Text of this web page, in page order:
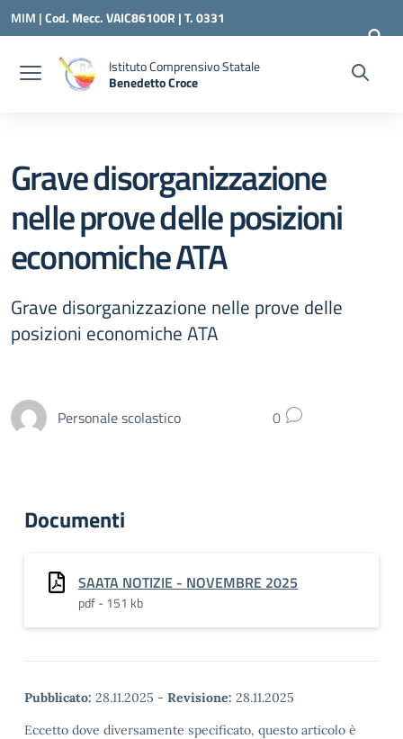
Vai ai contenuti
Vai al menu di navigazione
Vai al footer
MIM |Cod. Mecc. VAIC86100R | T. 0331
240260 | VAIC86100R@ISTRUZIONE.IT
Istituto Comprensivo Statale
Benedetto Croce
Grave disorganizzazione
nelle prove delle posizioni
economiche ATA
Grave disorganizzazione nelle prove delle
posizioni economiche ATA
Personale scolastico 0
Documenti
SAATA NOTIZIE - NOVEMBRE 2025
pdf - 151 kb
Pubblicato: 28.11.2025 - Revisione: 28.11.2025
Eccetto dove diversamente specificato, questo articolo è